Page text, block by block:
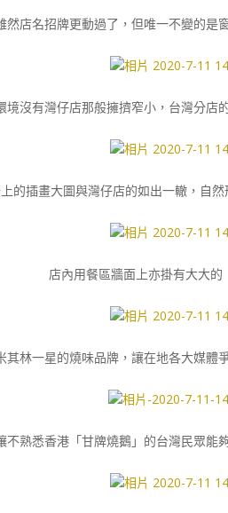
然店名招牌更動過了，但唯一不變的是
境沒有灣仔店那般擁擠窄小，台灣分店
的插畫大圖與灣仔店的如出一轍，自
店內用餐區牆面上亦掛有大大
其林一星的燒味品牌，讓在地各大媒體
不熟悉香港「甘牌燒鵝」的台灣民眾能